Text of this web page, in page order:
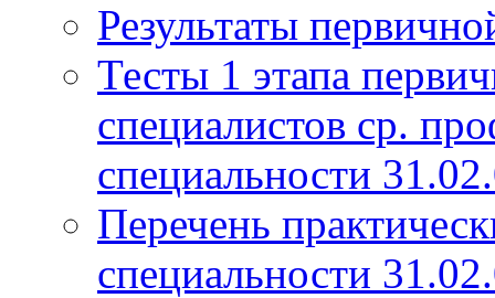
Результаты
Тесты 1 этапа
специалистов ср.
специальности
Перечень
специальности